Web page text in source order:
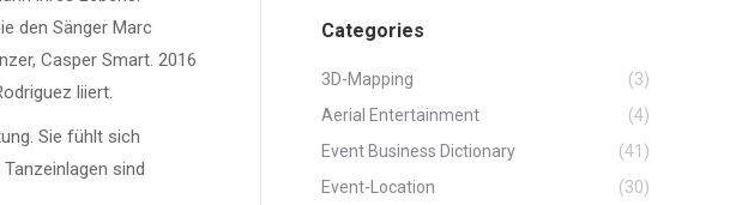
den Sänger Marc
Casper Smart. 2016
liiert.
Sie fühlt sich
sind
Categories
3D-Mapping
(3)
Aerial Entertainment
(4)
Event Business Dictionary
(41)
Event-Location
(30)